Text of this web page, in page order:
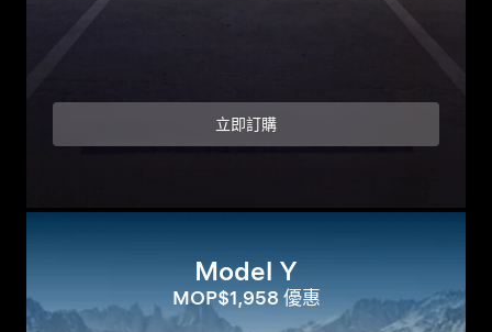
立即訂購
Model Y
MOP$1,958 優惠